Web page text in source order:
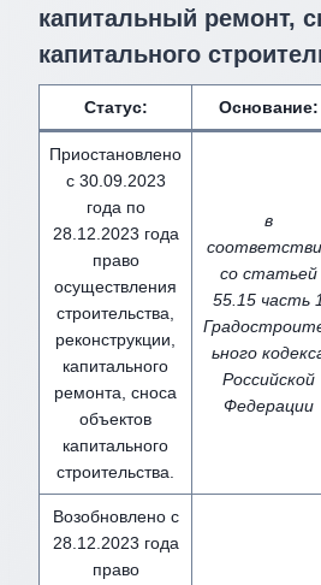
капитальный ремонт,
капитального
Статус: Основание:
Приостановлено
с 30.09.2023
года по
28.12.2023 года
право
осуществления
строительства,
реконструкции,
капитального
ремонта, сноса
объектов
капитального
строительства.
в
со статьей
55.15 часть 1
ьного
Российской
Федерации
Возобновлено с
28.12.2023 года
право